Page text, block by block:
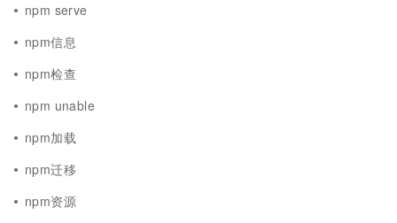
npm serve
npm信息
npm检查
npm unable
npm加载
npm迁移
npm资源